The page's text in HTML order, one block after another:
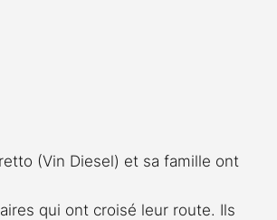
(Vin Diesel) et sa famille ont
qui ont croisé leur route. Ils